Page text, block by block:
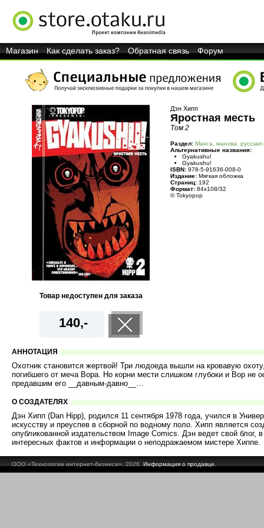
Магазин Как сделать заказ? Обратная связь Форум
Дэн Хипп
Яростная месть
Том 2
Раздел: Манга, манхва, русская
Альтернативные названия:
Gyakushu!
Gyakushu!
ISBN: 978-5-91636-008-0
Издание: Мягкая обложка
Страниц: 192
Формат: 84x108/32
© Tokyopop
Товар недоступен для заказа
140,-
АННОТАЦИЯ
Охотник становится жертвой! Три людоеда вышли на кровавую
погибшего от меча Вора. Но корни мести слишком глубоки и Вор не
предавшим его __давным-давно__…
О СОЗДАТЕЛЯХ
Дэн Хипп (Dan Hipp), родился 11 сентября 1978 года, учился в
искусству и преуспев в сборной по водному поло. Хипп является
опубликованной издательством Image Comics. Дэн ведет свой блог,
интересных фактов и информации о неподражаемом мистере Хиппе.
ООО «Технологии интернет-бизнеса», 2026. Информация о продавце.